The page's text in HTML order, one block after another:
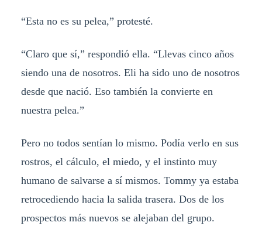
“Esta no es su pelea,” protesté.
“Claro que sí,” respondió ella. “Llevas cinco años
siendo una de nosotros. Eli ha sido uno de nosotros
desde que nació. Eso también la convierte en
nuestra pelea.”
Pero no todos sentían lo mismo. Podía verlo en sus
rostros, el cálculo, el miedo, y el instinto muy
humano de salvarse a sí mismos. Tommy ya estaba
retrocediendo hacia la salida trasera. Dos de los
prospectos más nuevos se alejaban del grupo.